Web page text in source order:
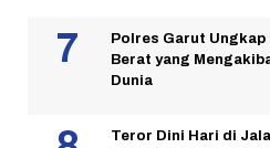
Polres Garut Ungkap
Berat yang
Dunia
Teror Dini Hari di